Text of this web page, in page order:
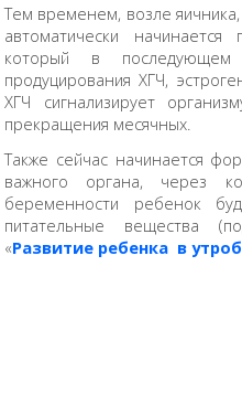
Тем временем, возле
автоматически начинается
который в последующем
продуцирования ХГЧ,
ХГЧ сигнализирует
прекращения месячных.
Также сейчас начинается
важного органа, через
беременности ребенок
питательные вещества
«Развитие ребенка в